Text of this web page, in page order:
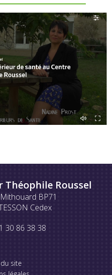
Roussel
BP71
Cedex
30 86 38 38
site